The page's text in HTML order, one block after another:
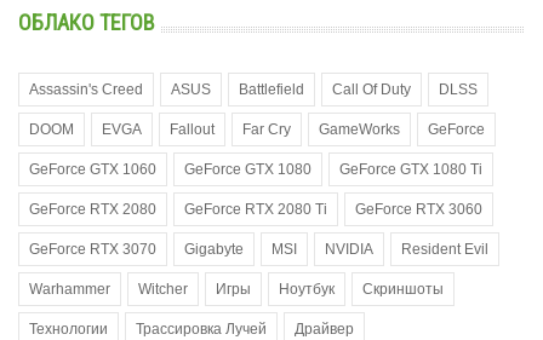
ОБЛАКО ТЕГОВ
Assassin's Creed ASUS Battlefield Call Of Duty DLSS
DOOM EVGA Fallout Far Cry GameWorks GeForce
GeForce GTX 1060 GeForce GTX 1080 GeForce GTX 1080 Ti
GeForce RTX 2080 GeForce RTX 2080 Ti GeForce RTX 3060
GeForce RTX 3070 Gigabyte MSI NVIDIA Resident Evil
Warhammer Witcher Игры Ноутбук Скриншоты
Технологии Трассировка Лучей Драйвер